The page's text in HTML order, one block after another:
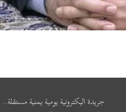
جريدة اليكترونية يومية يمنية مستقلة..